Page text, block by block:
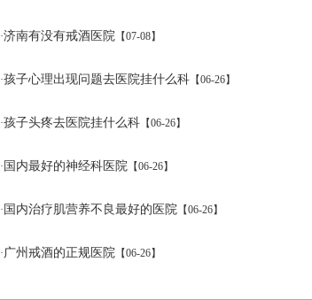
·济南有没有戒酒医院 【07-08】
·孩子心理出现问题去医院挂什么科 【06-26】
·孩子头疼去医院挂什么科 【06-26】
· 国内最好的神经科医院 【06-26】
· 国内治疗肌营养不良最好的医院 【06-26】
·广州戒酒的正规医院 【06-26】